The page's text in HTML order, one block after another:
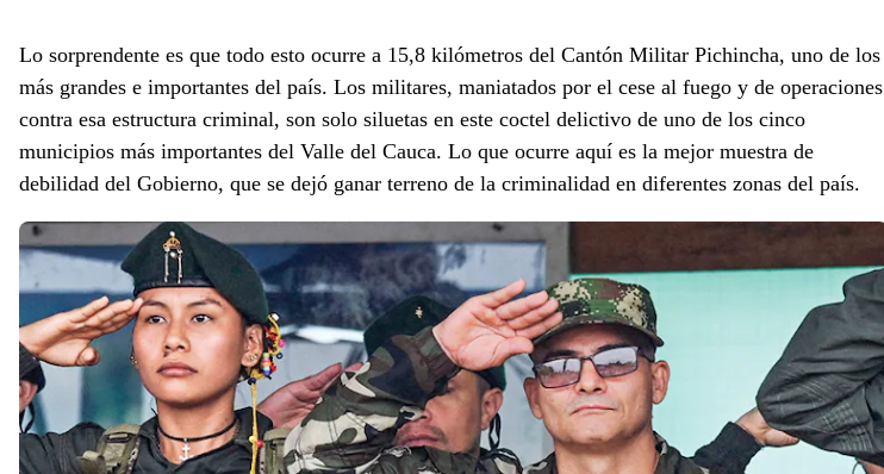
Lo sorprendente es que todo esto ocurre a 15,8 kilómetros del Cantón Militar Pichincha, uno de los
más grandes e importantes del país. Los militares, maniatados por el cese al fuego y de operaciones
contra esa estructura criminal, son solo siluetas en este coctel delictivo de uno de los cinco
municipios más importantes del Valle del Cauca. Lo que ocurre aquí es la mejor muestra de
debilidad del Gobierno, que se dejó ganar terreno de la criminalidad en diferentes zonas del país.